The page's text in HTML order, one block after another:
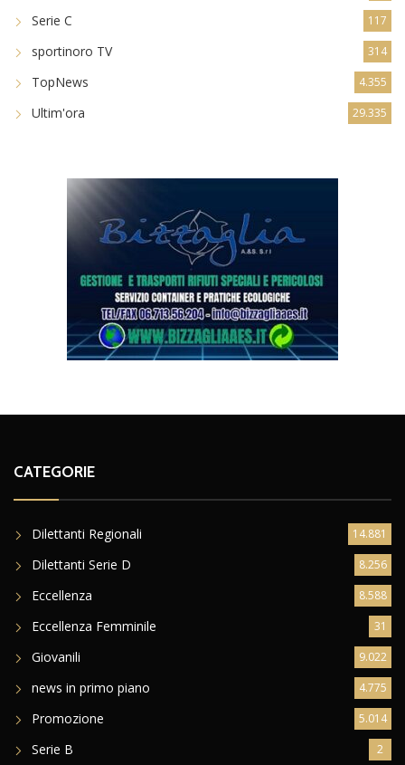
Serie C 117
sportinoro TV 314
TopNews 4.355
Ultim'ora 29.335
CATEGORIE
Dilettanti Regionali 14.881
Dilettanti Serie D 8.256
Eccellenza 8.588
Eccellenza Femminile 31
Giovanili 9.022
news in primo piano 4.775
Promozione 5.014
Serie B 2